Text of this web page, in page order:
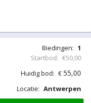
Biedingen: 1
Startbod: €50,00
Huidig bod: €55,00
Locatie: Antwerpen